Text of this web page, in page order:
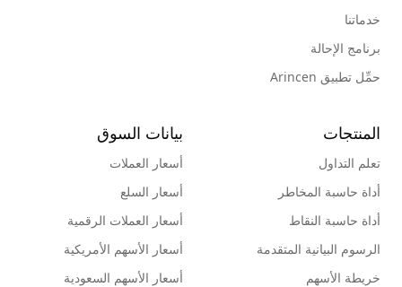
خدماتنا
برنامج الإحالة
حمِّل تطبيق Arincen
المنتجات
تعلم التداول
أداة حاسبة المخاطر
أداة حاسبة النقاط
الرسوم البيانية المتقدمة
خريطة الأسهم
بيانات السوق
أسعار العملات
أسعار السلع
أسعار العملات الرقمية
أسعار الأسهم الأمريكية
أسعار الأسهم السعودية